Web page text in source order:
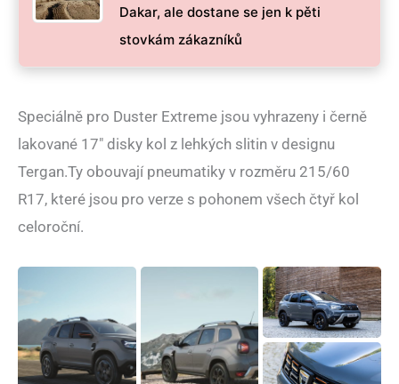
Dakar, ale dostane se jen k pěti
stovkám zákazníků
Speciálně pro Duster Extreme jsou vyhrazeny i černě
lakované 17″ disky kol z lehkých slitin v designu
Tergan.Ty obouvají pneumatiky v rozměru 215/60
R17, které jsou pro verze s pohonem všech čtyř kol
celoroční.